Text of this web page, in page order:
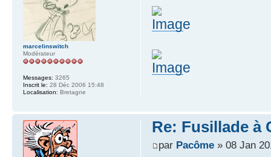
marcelinswitch
Modérateur
Messages: 3265
Inscrit le: 28 Déc 2006 15:48
Localisation: Bretagne
Re: Fusillade à
par Pacôme» 08 Jan